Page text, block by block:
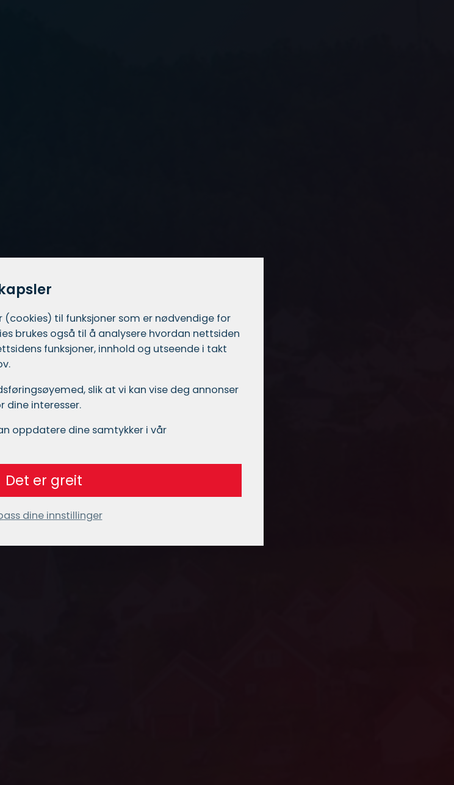
til funksjoner som er nødvendige for
brukes også til å analysere hvordan nettsiden
funksjoner, innhold og utseende i takt
slik at vi kan vise deg annonser
dine interesser.
oppdatere dine samtykker i vår
Det er greit
dine innstillinger